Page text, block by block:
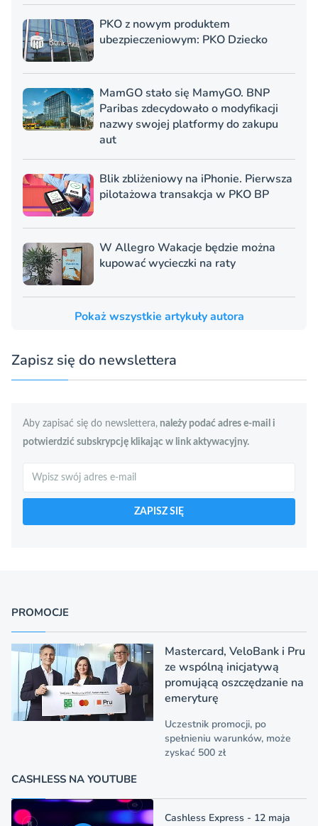
PKO z nowym produktem
ubezpieczeniowym: PKO Dziecko
MamGO stało się MamyGO. BNP
Paribas zdecydowało o modyfikacji
nazwy swojej platformy do zakupu
aut
Blik zbliżeniowy na iPhonie. Pierwsza
pilotażowa transakcja w PKO BP
W Allegro Wakacje będzie można
kupować wycieczki na raty
Pokaż wszystkie artykuły autora
Zapisz się do newslettera
Aby zapisać się do newslettera, należy podać adres e-mail i
potwierdzić subskrypcję klikając w link aktywacyjny.
Szukaj
ZAPISZ SIĘ
PROMOCJE
Mastercard, VeloBank i Pru
ze wspólną inicjatywą
promującą oszczędzanie na
emeryturę
Uczestnik promocji, po
spełnieniu warunków, może
zyskać 500 zł
CASHLESS NA YOUTUBE
Cashless Express - 12 maja